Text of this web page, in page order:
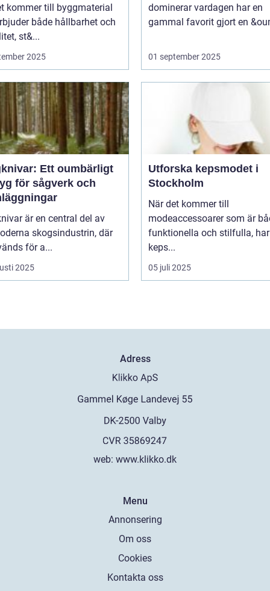
kommer till byggmaterial
både hållbarhet och
st&...
2025
dominerar vardagen har en
gammal favorit gjort en
01 september 2025
Ett oumbärligt
för sågverk och
är en central del av
skogsindustrin, där
för a...
2025
Utforska kepsmodet i
Stockholm
När det kommer till
modeaccessoarer som är
funktionella och stilfulla, har
keps...
05 juli 2025
Adress
web: www.klikko.dk
Menu
Annonsering
Om oss
Cookies
Kontakta oss